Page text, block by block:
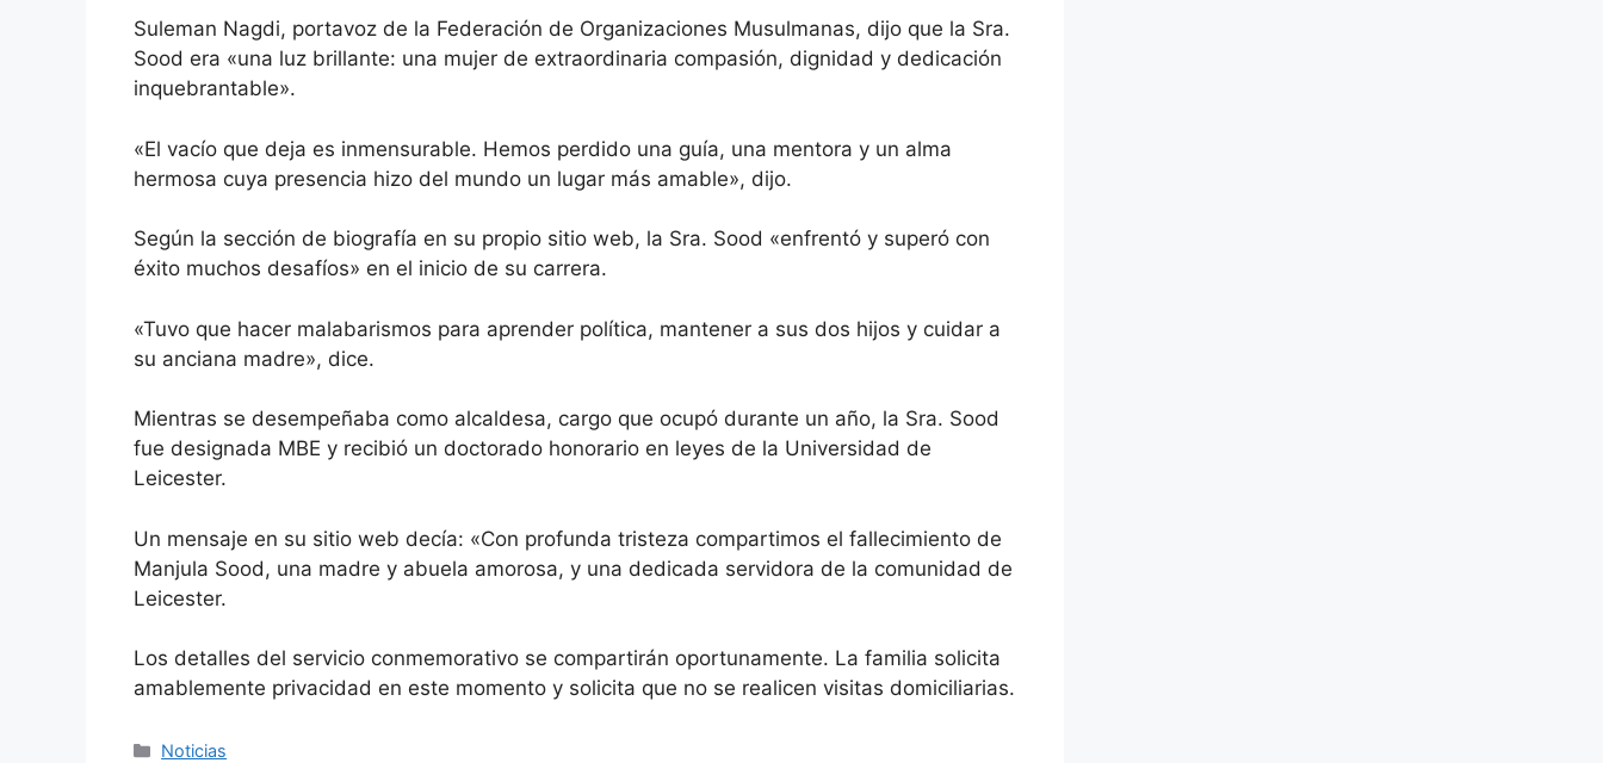
Suleman Nagdi, portavoz de la Federación de Organizaciones Musulmanas, dijo que la Sra.
Sood era «una luz brillante: una mujer de extraordinaria compasión, dignidad y dedicación
inquebrantable».
«El vacío que deja es inmensurable. Hemos perdido una guía, una mentora y un alma
hermosa cuya presencia hizo del mundo un lugar más amable», dijo.
Según la sección de biografía en su propio sitio web, la Sra. Sood «enfrentó y superó con
éxito muchos desafíos» en el inicio de su carrera.
«Tuvo que hacer malabarismos para aprender política, mantener a sus dos hijos y cuidar a
su anciana madre», dice.
Mientras se desempeñaba como alcaldesa, cargo que ocupó durante un año, la Sra. Sood
fue designada MBE y recibió un doctorado honorario en leyes de la Universidad de
Leicester.
Un mensaje en su sitio web decía: «Con profunda tristeza compartimos el fallecimiento de
Manjula Sood, una madre y abuela amorosa, y una dedicada servidora de la comunidad de
Leicester.
Los detalles del servicio conmemorativo se compartirán oportunamente. La familia solicita
amablemente privacidad en este momento y solicita que no se realicen visitas domiciliarias.
Categorías
Noticias